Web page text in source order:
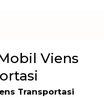
Viens
Transportasi